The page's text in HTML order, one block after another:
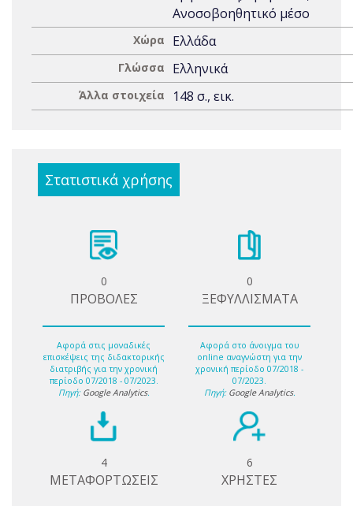
Ανοσοβοηθητικό μέσο
Χώρα Ελλάδα
Γλώσσα Ελληνικά
Άλλα στοιχεία 148 σ., εικ.
Στατιστικά χρήσης
0
ΠΡΟΒΟΛΕΣ
Αφορά στις μοναδικές
επισκέψεις της διδακτορικής
διατριβής για την χρονική
περίοδο 07/2018 - 07/2023.
Πηγή: Google Analytics.
0
ΞΕΦΥΛΛΙΣΜΑΤΑ
Αφορά στο άνοιγμα του
online αναγνώστη για την
χρονική περίοδο 07/2018 -
07/2023.
Πηγή: Google Analytics.
4
ΜΕΤΑΦΟΡΤΩΣΕΙΣ
6
ΧΡΗΣΤΕΣ